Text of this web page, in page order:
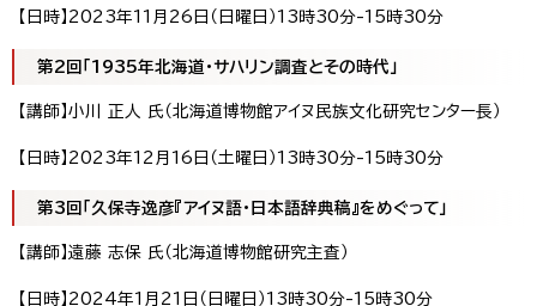
【日時】2023年11月26日（日曜日）13時30分-15時30分
第2回「1935年北海道・サハリン調査とその時代」
【講師】小川 正人 氏（北海道博物館アイヌ民族文化研究センター長）
【日時】2023年12月16日（土曜日）13時30分-15時30分
第3回「久保寺逸彦『アイヌ語・日本語辞典稿』をめぐって」
【講師】遠藤 志保 氏（北海道博物館研究主査）
【日時】2024年1月21日（日曜日）13時30分-15時30分